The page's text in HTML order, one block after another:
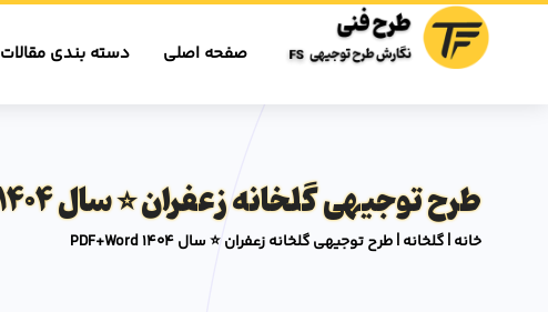
صفحه اصلی دسته بندی مقالات
طرح توجیهی گلخانه زعفران ⭐️ سال 1404 PDF+Word
خانه|گلخانه|طرح توجیهی گلخانه زعفران ⭐️ سال 1404 PDF+Word